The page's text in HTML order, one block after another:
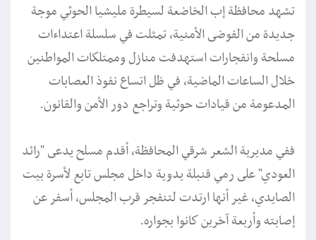
تشهد محافظة إب الخاضعة لسيطرة مليشيا الحوثي موجة
جديدة من الفوضى الأمنية، تمثلت في سلسلة اعتداءات
مسلحة وانفجارات استهدفت منازل وممتلكات المواطنين
خلال الساعات الماضية، في ظل اتساع نفوذ العصابات
المدعومة من قيادات حوثية وتراجع دور الأمن والقانون.
ففي مديرية الشعر شرقي المحافظة، أقدم مسلح يدعى "رائد
العودي" على رمي قنبلة يدوية داخل مجلس تابع لأسرة بيت
الصايدي، غير أنها ارتدت لتنفجر قرب المجلس، أسفر عن
إصابته وأربعة آخرين كانوا بجواره.